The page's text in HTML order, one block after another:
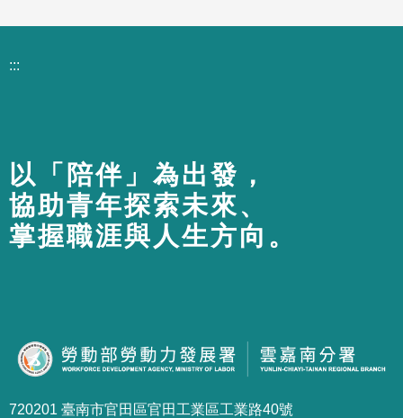
:::
以「陪伴」為出發，
協助青年探索未來、
掌握職涯與人生方向。
720201 臺南市官田區官田工業區工業路40號